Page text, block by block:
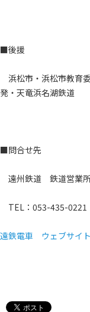
■後援
浜松市・浜松市教育
発・天竜浜名湖鉄道
■問合せ先
遠州鉄道 鉄道営業
TEL：053-435-0221
遠鉄電車 ウェブサイト